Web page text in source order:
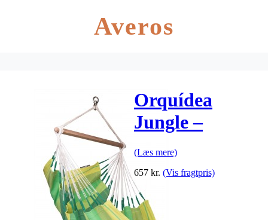
Averos
Orquídea
Jungle –
Basic-
hængekøjestol
I Bomuld
(Læs mere)
657 kr. (Vis fragtpris)